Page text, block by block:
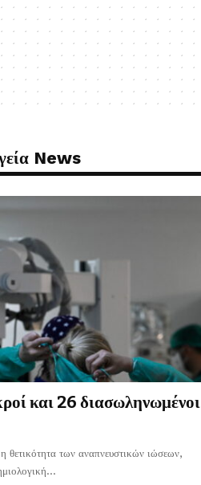
News
και 26 διασωληνωμένοι
θετικότητα των αναπνευστικών ιώσεων,
…